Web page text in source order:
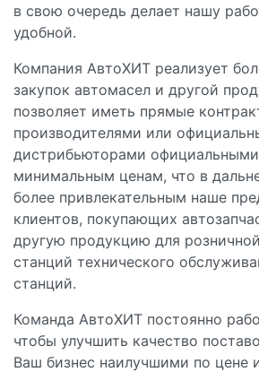
в свою очередь делает нашу
удобной.
Компания АвтоХИТ реализует
закупок автомасел и другой
позволяет иметь прямые
производителями или
дистрибьюторами
минимальным ценам, что в
более привлекательным наше
клиентов, покупающих
другую продукцию для
станций технического
станций.
Команда АвтоХИТ постоянно
чтобы улучшить качество
Ваш бизнес наилучшими по цене